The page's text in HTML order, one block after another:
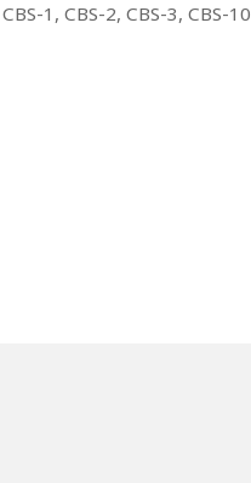
CBS-1, CBS-2, CBS-3, CBS-10